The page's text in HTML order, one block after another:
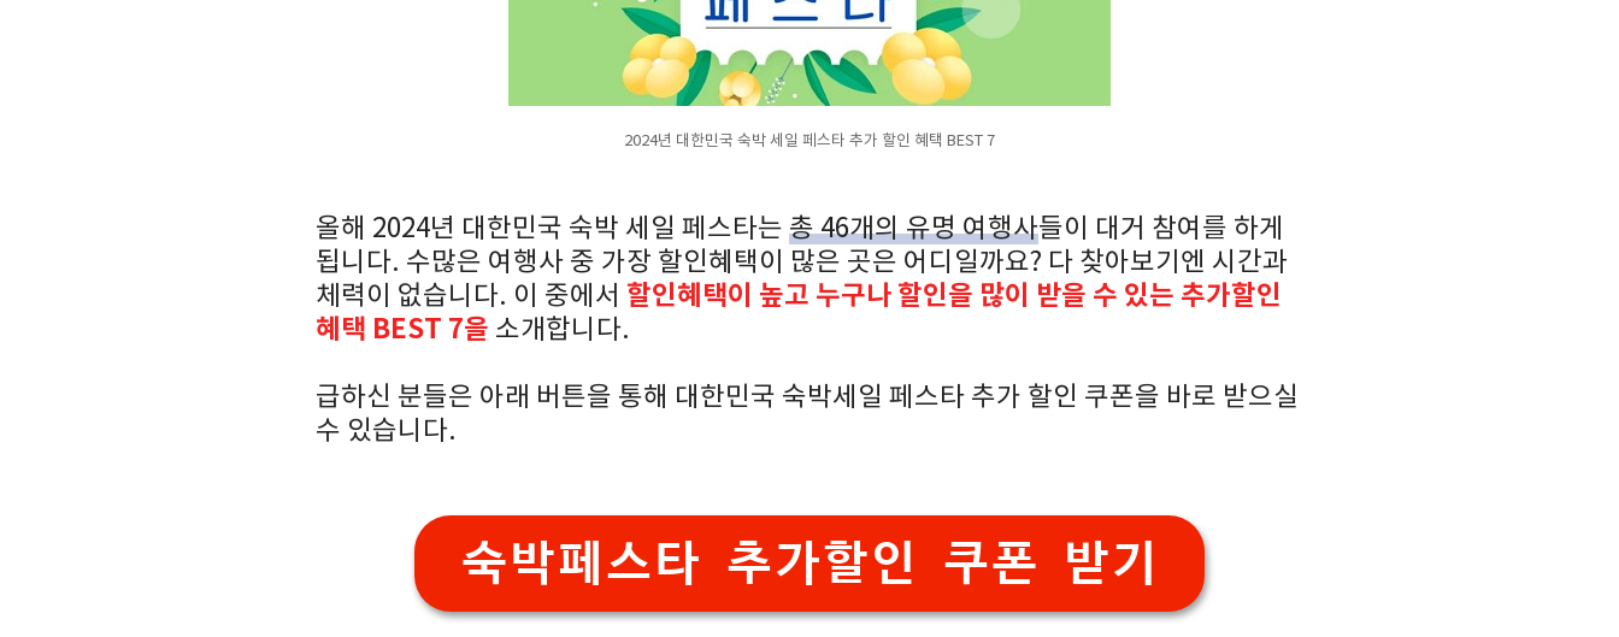
2024년 대한민국 숙박 세일 페스타 추가 할인 혜택 BEST 7
올해 2024년 대한민국 숙박 세일 페스타는 총 46개의 유명 여행사들이 대거 참여를 하게
됩니다. 수많은 여행사 중 가장 할인혜택이 많은 곳은 어디일까요? 다 찾아보기엔 시간과
체력이 없습니다. 이 중에서 할인혜택이 높고 누구나 할인을 많이 받을 수 있는 추가할인
혜택 BEST 7을 소개합니다.
급하신 분들은 아래 버튼을 통해 대한민국 숙박세일 페스타 추가 할인 쿠폰을 바로 받으실
수 있습니다.
숙박페스타 추가할인 쿠폰 받기